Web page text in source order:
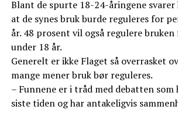
Blant de spurte 18-24-åringene svarer
at de synes bruk burde reguleres for
år. 48 prosent vil også regulere
under 18 år.
Generelt er ikke Flaget så overrasket
mange mener bruk bør reguleres.
– Funnene er i tråd med debatten
siste tiden og har antakeligvis